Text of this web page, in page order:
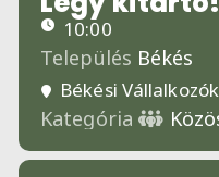
10:00
Település Békés
Békési
Kategória